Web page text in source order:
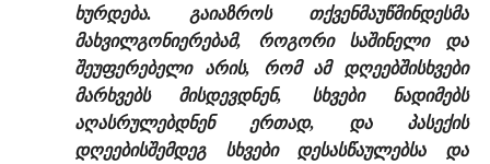
ხურდება. გაიაზროს თქვენმაუწმინდესმა
მახვილგონიერებამ, როგორი საშინელი და
შეუფერებელი არის, რომ ამ დღეებშისხვები
მარხვებს მისდევდნენ, სხვები ნადიმებს
აღასრულებდნენ ერთად, და პასექის
დღეებისშემდეგ სხვები დესასწაულებსა და